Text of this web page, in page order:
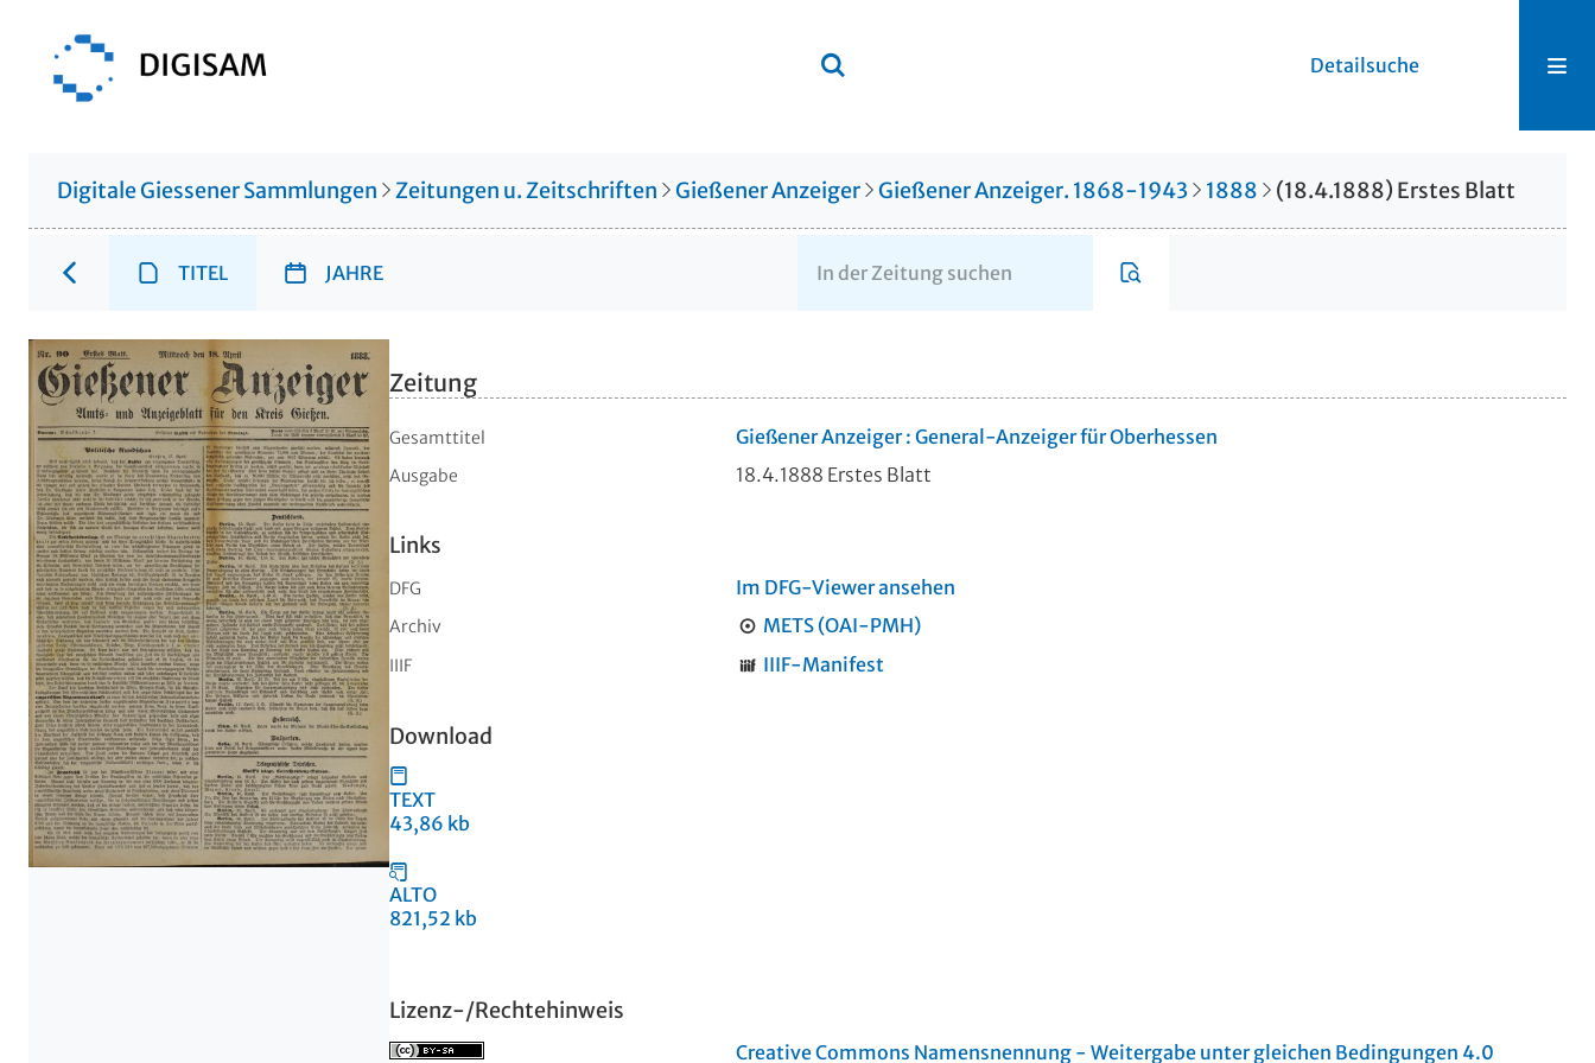
Detailsuche
Digitale Giessener Sammlungen Zeitungen u. Zeitschriften Gießener Anzeiger Gießener Anzeiger. 1868-1943 1888 (18.4.1888) Erstes Blatt
TITEL JAHRE
Zeitung
Gesamttitel Gießener Anzeiger : General-Anzeiger für Oberhessen
Ausgabe 18.4.1888 Erstes Blatt
Links
DFG Im DFG-Viewer ansehen
Archiv METS (OAI-PMH)
IIIF IIIF-Manifest
Download
TEXT
43,86 kb
ALTO
821,52 kb
Lizenz-/Rechtehinweis
Creative Commons Namensnennung - Weitergabe unter gleichen Bedingungen 4.0